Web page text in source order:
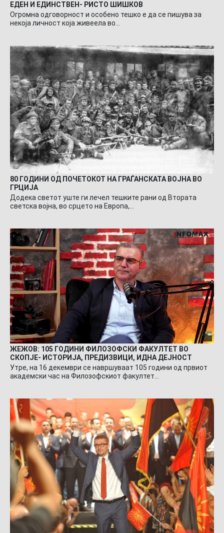
ЕДЕН И ЕДИНСТВЕН- РИСТО ШИШКОВ
Огромна одговорност и особено тешко е да се пишува за
некоја личност која живеела во…
80 ГОДИНИ ОД ПОЧЕТОКОТ НА ГРАЃАНСКАТА ВОЈНА ВО
ГРЦИЈА
Додека светот уште ги лечел тешките рани од Втората
светска војна, во срцето на Европа,…
ЖЕЖОВ: 105 ГОДИНИ ФИЛОЗОФСКИ ФАКУЛТЕТ ВО
СКОПЈЕ- ИСТОРИЈА, ПРЕДИЗВИЦИ, ИДНА ДЕЈНОСТ
Утре, на 16 декември се навршуваат 105 години од првиот
академски час на Филозофскиот факултет…